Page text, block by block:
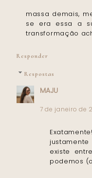
massa demais,
se era essa a
transformação
Responder
Respostas
MAJU
7 de janeiro de
existe
podemos